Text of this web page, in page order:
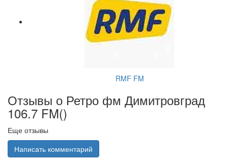
RMF FM
Отзывы о Ретро фм Димитровград
106.7 FM()
Еще отзывы
Написать комментарий